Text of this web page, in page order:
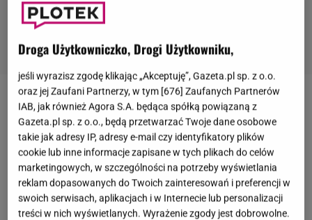
12 kwietnia, w sobotni wieczórJulia Wieniawa
pojawiła się na nagraniach programu"Mam talent!"
Wokalistka zasiada w jury popularnego talent show.
Naszą uwagę od razu przykuła odważna stylizacja
gwiazdy. O opinię poprosiliśmy stylistę i modowego
eksperta,Michała Musiała.
Droga Użytkowniczko, Drogi Użytkowniku,
jeśli wyrazisz zgodę klikając „Akceptuję”, Gazeta.pl sp. z o.o.
oraz jej Zaufani Partnerzy, w tym [676] Zaufanych Partnerów
IAB, jak również Agora S.A. będąca spółką powiązaną z
Gazeta.pl sp. z o.o., będą przetwarzać Twoje dane osobowe
takie jak adresy IP, adresy e-mail czy identyfikatory plików
cookie lub inne informacje zapisane w tych plikach do celów
marketingowych, w szczególności na potrzeby wyświetlania
reklam dopasowanych do Twoich zainteresowań i preferencji w
swoich serwisach, aplikacjach i w Internecie lub personalizacji
treści w nich wyświetlanych. Wyrażenie zgody jest dobrowolne.